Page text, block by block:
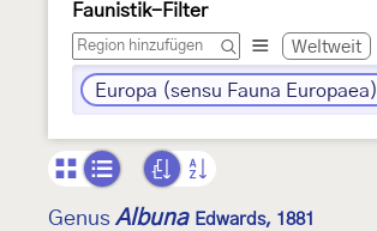
Faunistik-Filter
Weltweit
Europa (sensu Fauna Europaea)
Genus Albuna Edwards, 1881